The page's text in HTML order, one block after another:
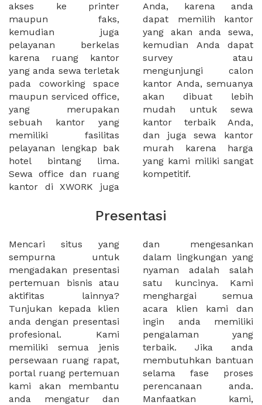
akses ke printer
maupun faks,
kemudian juga
pelayanan berkelas
karena ruang kantor
yang anda sewa terletak
pada coworking space
maupun serviced office,
yang merupakan
sebuah kantor yang
memiliki fasilitas
pelayanan lengkap bak
hotel bintang lima.
Sewa office dan ruang
kantor di XWORK juga
Anda, karena anda
dapat memilih kantor
yang akan anda sewa,
kemudian Anda dapat
survey atau
mengunjungi calon
kantor Anda, semuanya
akan dibuat lebih
mudah untuk sewa
kantor terbaik Anda,
dan juga sewa kantor
murah karena harga
yang kami miliki sangat
kompetitif.
Presentasi
Mencari situs yang
sempurna untuk
mengadakan presentasi
pertemuan bisnis atau
aktifitas lainnya?
Tunjukan kepada klien
anda dengan presentasi
profesional. Kami
memiliki semua jenis
persewaan ruang rapat,
portal ruang pertemuan
kami akan membantu
anda mengatur dan
dan mengesankan
dalam lingkungan yang
nyaman adalah salah
satu kuncinya. Kami
menghargai semua
acara klien kami dan
ingin anda memiliki
pengalaman yang
terbaik. Jika anda
membutuhkan bantuan
selama fase proses
perencanaan anda.
Manfaatkan kami,